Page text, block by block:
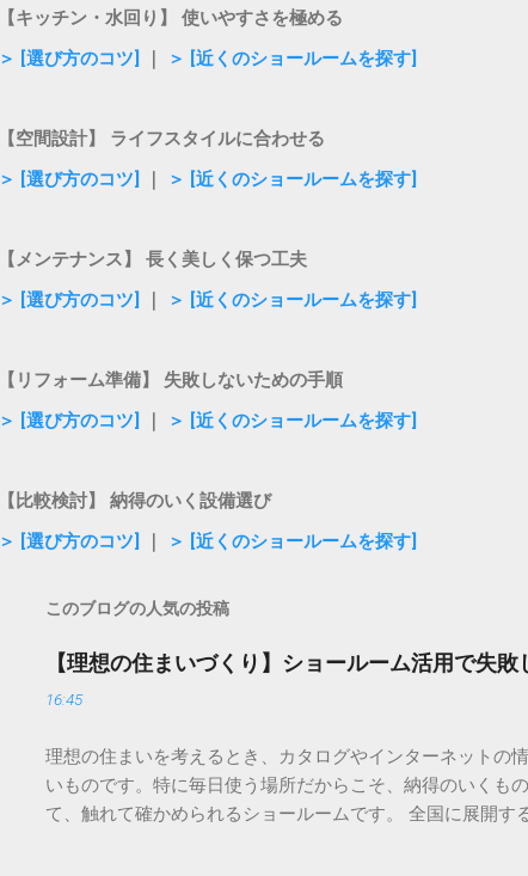
【キッチン・水回り】 使いやすさを極める
＞ [選び方のコツ]
＞ [近くのショールームを探す]
【空間設計】 ライフスタイルに合わせる
＞ [選び方のコツ]
＞ [近くのショールームを探す]
【メンテナンス】 長く美しく保つ工夫
＞ [選び方のコツ]
＞ [近くのショールームを探す]
【リフォーム準備】 失敗しないための手順
＞ [選び方のコツ]
＞ [近くのショールームを探す]
【比較検討】 納得のいく設備選び
＞ [選び方のコツ]
＞ [近くのショールームを探す]
このブログの人気の投稿
【理想の住まいづくり】ショールーム活用で失
16:45
理想の住まいを考えるとき、カタログやインターネットの
いものです。特に毎日使う場所だからこそ、納得のいくも
て、触れて確かめられるショールームです。 全国に展開す
お悩み解決にもつながります。 ＞ [お近くのショールーム